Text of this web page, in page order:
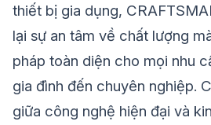
thiết bị gia dụng,
lại sự an tâm về chất lượng
pháp toàn diện cho mọi nhu
gia đình đến chuyên nghiệp.
giữa công nghệ hiện đại và